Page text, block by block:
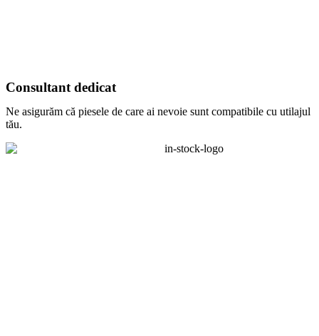
Consultant dedicat
Ne asigurăm că piesele de care ai nevoie sunt compatibile cu utilajul
tău.